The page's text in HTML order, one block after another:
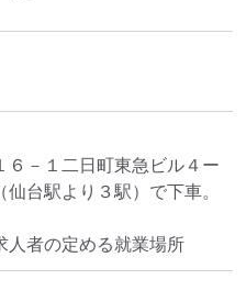
－１二日町東急ビル４ー
仙台駅より３駅）で下車。
者の定める就業場所